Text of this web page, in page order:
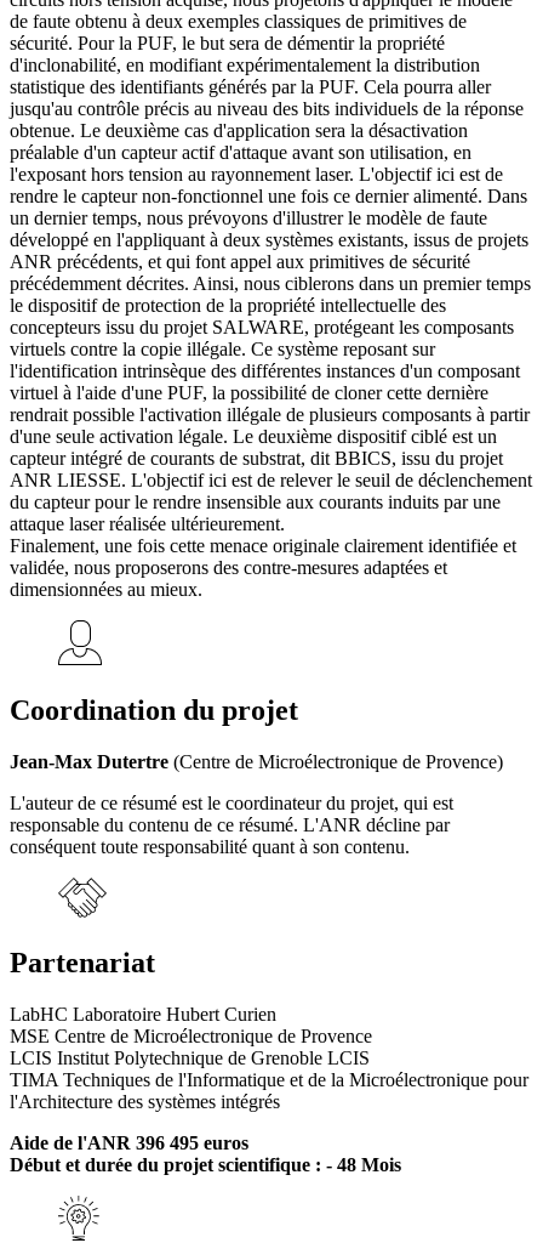
de faute obtenu à deux exemples classiques de primitives de
sécurité. Pour la PUF, le but sera de démentir la propriété
d'inclonabilité, en modifiant expérimentalement la distribution
statistique des identifiants générés par la PUF. Cela pourra aller
jusqu'au contrôle précis au niveau des bits individuels de la réponse
obtenue. Le deuxième cas d'application sera la désactivation
préalable d'un capteur actif d'attaque avant son utilisation, en
l'exposant hors tension au rayonnement laser. L'objectif ici est de
rendre le capteur non-fonctionnel une fois ce dernier alimenté. Dans
un dernier temps, nous prévoyons d'illustrer le modèle de faute
développé en l'appliquant à deux systèmes existants, issus de projets
ANR précédents, et qui font appel aux primitives de sécurité
précédemment décrites. Ainsi, nous ciblerons dans un premier temps
le dispositif de protection de la propriété intellectuelle des
concepteurs issu du projet SALWARE, protégeant les composants
virtuels contre la copie illégale. Ce système reposant sur
l'identification intrinsèque des différentes instances d'un composant
virtuel à l'aide d'une PUF, la possibilité de cloner cette dernière
rendrait possible l'activation illégale de plusieurs composants à partir
d'une seule activation légale. Le deuxième dispositif ciblé est un
capteur intégré de courants de substrat, dit BBICS, issu du projet
ANR LIESSE. L'objectif ici est de relever le seuil de déclenchement
du capteur pour le rendre insensible aux courants induits par une
attaque laser réalisée ultérieurement.
Finalement, une fois cette menace originale clairement identifiée et
validée, nous proposerons des contre-mesures adaptées et
dimensionnées au mieux.
Coordination du projet
Jean-Max Dutertre (Centre de Microélectronique de Provence)
L'auteur de ce résumé est le coordinateur du projet, qui est
responsable du contenu de ce résumé. L'ANR décline par
conséquent toute responsabilité quant à son contenu.
Partenariat
LabHC Laboratoire Hubert Curien
MSE Centre de Microélectronique de Provence
LCIS Institut Polytechnique de Grenoble LCIS
TIMA Techniques de l'Informatique et de la Microélectronique pour
l'Architecture des systèmes intégrés
Aide de l'ANR 396 495 euros
Début et durée du projet scientifique : - 48 Mois